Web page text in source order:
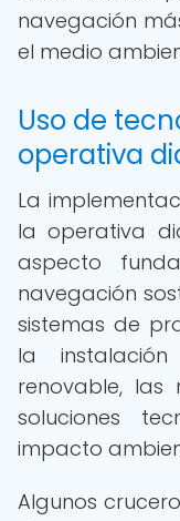
navegación
el medio
Uso de
operativa
La
la operativa
aspecto
navegación
sistemas de
la
renovable, las
soluciones
impacto
Algunos